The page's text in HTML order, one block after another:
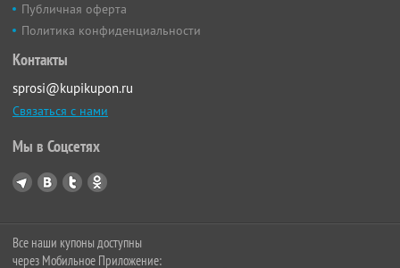
Публичная оферта
Политика конфиденциальности
Контакты
sprosi@kupikupon.ru
Связаться с нами
Мы в Соцсетях
Все наши купоны доступны
через Мобильное Приложение: